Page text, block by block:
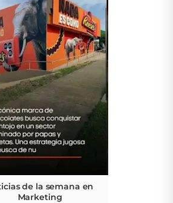
de la semana en
Marketing